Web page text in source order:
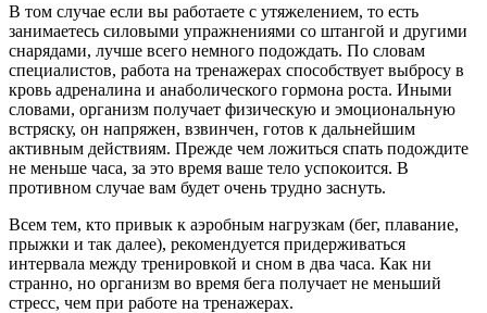
В том случае если вы работаете с утяжелением, то есть
занимаетесь силовыми упражнениями со штангой и другими
снарядами, лучше всего немного подождать. По словам
специалистов, работа на тренажерах способствует выбросу в
кровь адреналина и анаболического гормона роста. Иными
словами, организм получает физическую и эмоциональную
встряску, он напряжен, взвинчен, готов к дальнейшим
активным действиям. Прежде чем ложиться спать подождите
не меньше часа, за это время ваше тело успокоится. В
противном случае вам будет очень трудно заснуть.
Всем тем, кто привык к аэробным нагрузкам (бег, плавание,
прыжки и так далее), рекомендуется придерживаться
интервала между тренировкой и сном в два часа. Как ни
странно, но организм во время бега получает не меньший
стресс, чем при работе на тренажерах.